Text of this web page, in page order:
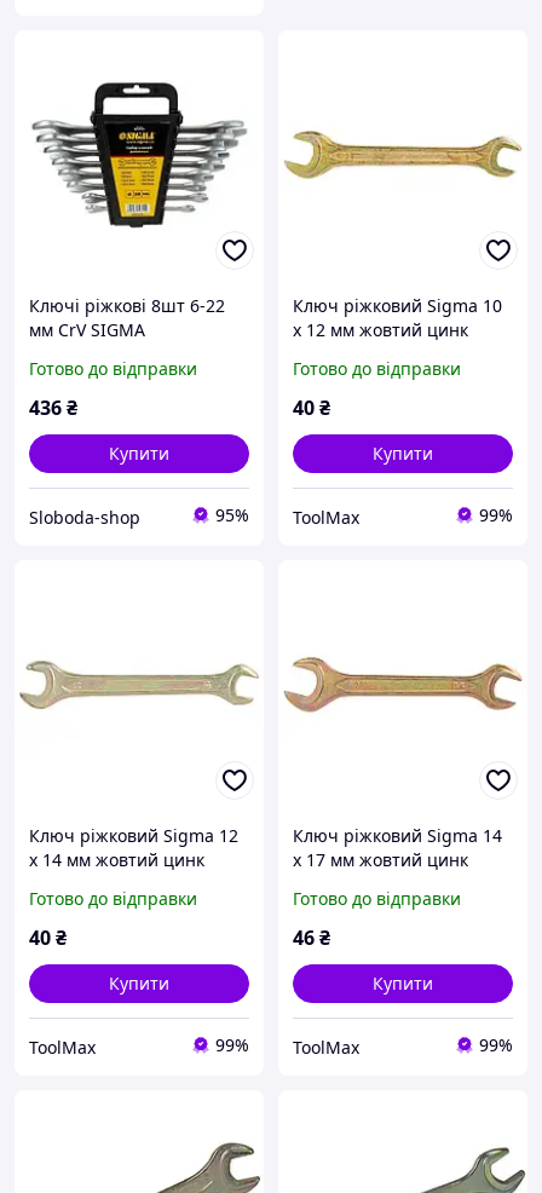
Ключі ріжкові 8шт 6-22
мм CrV SIGMA
Готово до відправки
436₴
Купити
Sloboda-shop 95%
Ключ ріжковий Sigma 10
х 12 мм жовтий цинк
Готово до відправки
40₴
Купити
ToolMax 99%
Ключ ріжковий Sigma 12
х 14 мм жовтий цинк
Готово до відправки
40₴
Купити
ToolMax 99%
Ключ ріжковий Sigma 14
х 17 мм жовтий цинк
Готово до відправки
46₴
Купити
ToolMax 99%